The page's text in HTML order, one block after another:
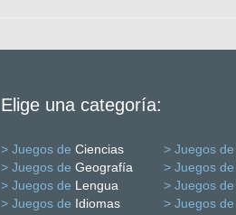
Elige una categoría:
> Juegos de Ciencias > Juegos de
> Juegos de Geografía > Juegos de
> Juegos de Lengua > Juegos de
> Juegos de Idiomas > Juegos de